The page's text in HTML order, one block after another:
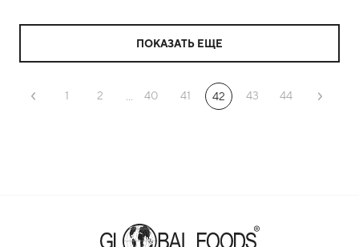
ПОКАЗАТЬ ЕЩЕ
1 2 ... 40 41 42 43 44